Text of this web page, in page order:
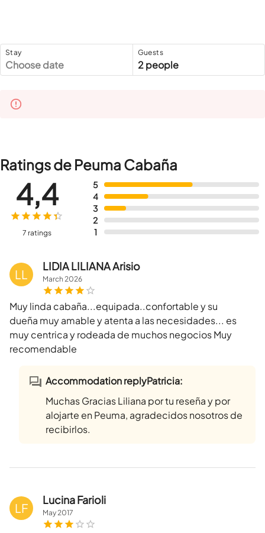
Stay
Choose date
Guests
2 people
Ratings de Peuma Cabaña
5
4
3
2
1
4,4
7 ratings
LL
LIDIA LILIANA Arisio
March 2026
Muy linda cabaña...equipada..confortable y su
dueña muy amable y atenta a las necesidades... es
muy centrica y rodeada de muchos negocios Muy
recomendable
Accommodation replyPatricia:
Muchas Gracias Liliana por tu reseña y por
alojarte en Peuma, agradecidos nosotros de
recibirlos.
LF
Lucina Farioli
May2017